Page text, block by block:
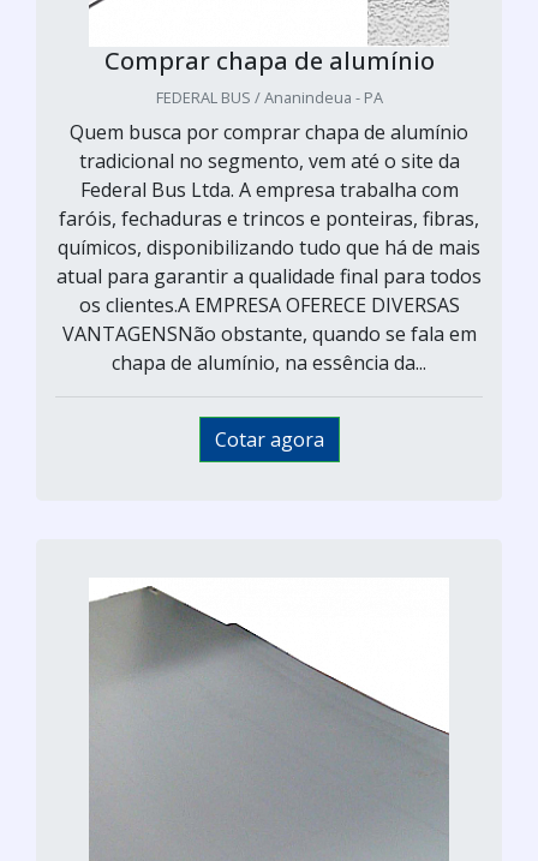
Comprar chapa de alumínio
FEDERAL BUS / Ananindeua - PA
Quem busca por comprar chapa de alumínio
tradicional no segmento, vem até o site da
Federal Bus Ltda. A empresa trabalha com
faróis, fechaduras e trincos e ponteiras, fibras,
químicos, disponibilizando tudo que há de mais
atual para garantir a qualidade final para todos
os clientes.A EMPRESA OFERECE DIVERSAS
VANTAGENSNão obstante, quando se fala em
chapa de alumínio, na essência da...
Cotar agora